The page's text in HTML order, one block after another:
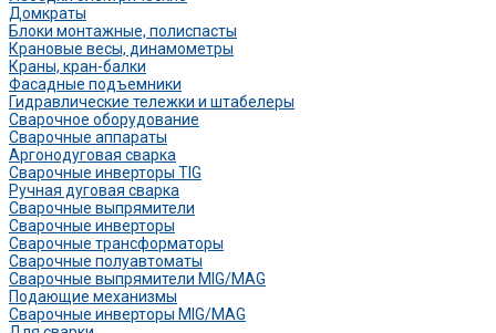
Домкраты
Блоки монтажные, полиспасты
Крановые весы, динамометры
Краны, кран-балки
Фасадные подъемники
Гидравлические тележки и штабелеры
Сварочное оборудование
Сварочные аппараты
Аргонодуговая сварка
Сварочные инверторы TIG
Ручная дуговая сварка
Сварочные выпрямители
Сварочные инверторы
Сварочные трансформаторы
Сварочные полуавтоматы
Сварочные выпрямители MIG/MAG
Подающие механизмы
Сварочные инверторы MIG/MAG